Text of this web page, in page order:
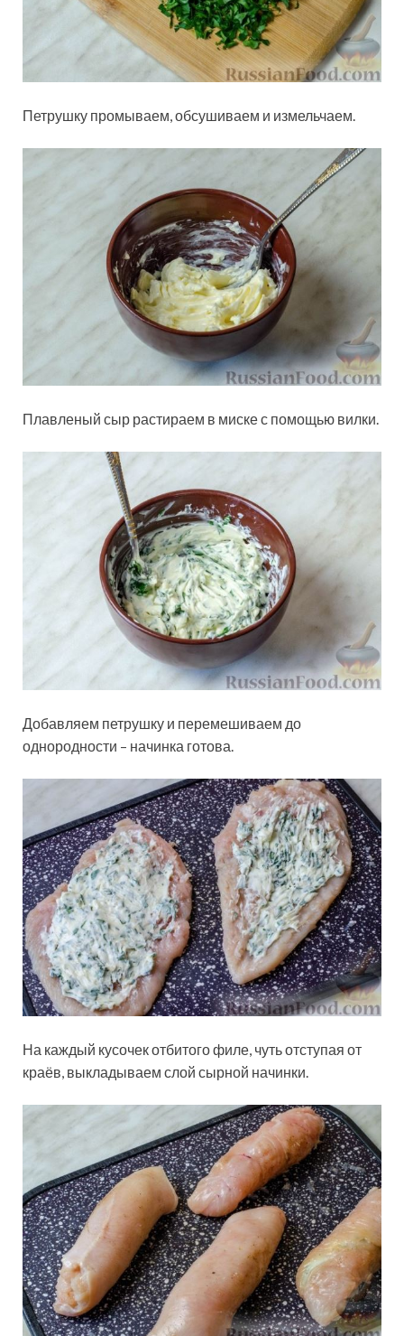
Петрушку промываем, обсушиваем и измельчаем.
Плавленый сыр растираем в миске с помощью вилки.
Добавляем петрушку и перемешиваем до
однородности – начинка готова.
На каждый кусочек отбитого филе, чуть отступая от
краёв, выкладываем слой сырной начинки.